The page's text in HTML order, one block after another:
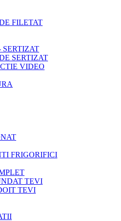
FILETAT
SERTIZAT
SERTIZAT
VIDEO
FRIGORIFICI
TEVI
TEVI